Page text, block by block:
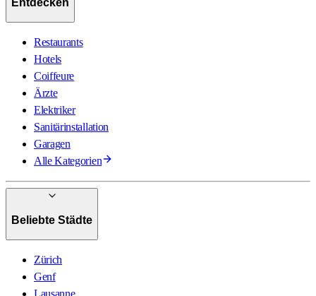
Entdecken
Restaurants
Hotels
Coiffeure
Ärzte
Elektriker
Sanitärinstallation
Garagen
Alle Kategorien
Beliebte Städte
Zürich
Genf
Lausanne